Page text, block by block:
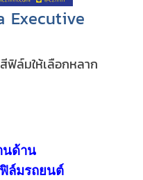
Executive
ฟิล์มให้เลือกหลาก
นด้าน
ล์มรถยนต์